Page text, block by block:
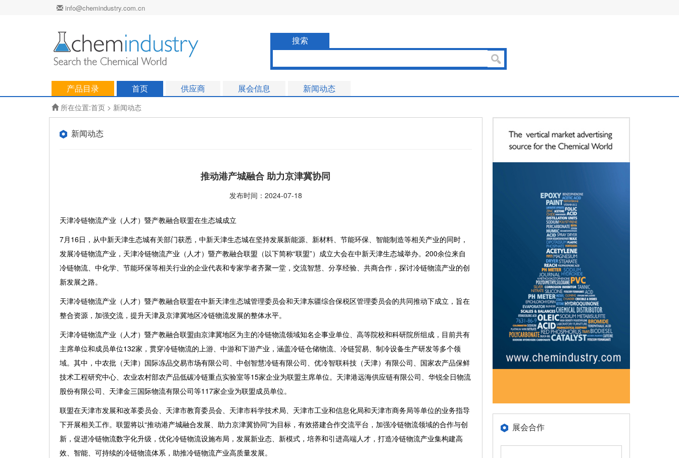
info@chemindustry.com.cn
搜索
产品目录 首页 供应商 展会信息 新闻动态
所在位置:首页 > 新闻动态
新闻动态
推动港产城融合 助力京津冀协同
发布时间：2024-07-18
天津冷链物流产业（人才）暨产教融合联盟在生态城成立
7月16日，从中新天津生态城有关部门获悉，中新天津生态城在坚持发展新能源、新材料、节能环保、智能制造等相关产业的同时，
发展冷链物流产业，天津冷链物流产业（人才）暨产教融合联盟（以下简称“联盟”）成立大会在中新天津生态城举办。200余位来自
冷链物流、中化学、节能环保等相关行业的企业代表和专家学者齐聚一堂，交流智慧、分享经验、共商合作，探讨冷链物流产业的创
新发展之路。
天津冷链物流产业（人才）暨产教融合联盟在中新天津生态城管理委员会和天津东疆综合保税区管理委员会的共同推动下成立，旨在
整合资源，加强交流，提升天津及京津冀地区冷链物流发展的整体水平。
天津冷链物流产业（人才）暨产教融合联盟由京津冀地区为主的冷链物流领域知名企事业单位、高等院校和科研院所组成，目前共有
主席单位和成员单位132家，贯穿冷链物流的上游、中游和下游产业，涵盖冷链仓储物流、冷链贸易、制冷设备生产研发等多个领
域。其中，中农批（天津）国际冻品交易市场有限公司、中创智慧冷链有限公司、优冷智联科技（天津）有限公司、国家农产品保鲜
技术工程研究中心、农业农村部农产品低碳冷链重点实验室等15家企业为联盟主席单位。天津港远海供应链有限公司、华锐全日物流
股份有限公司、天津金三国际物流有限公司等117家企业为联盟成员单位。
联盟在天津市发展和改革委员会、天津市教育委员会、天津市科学技术局、天津市工业和信息化局和天津市商务局等单位的业务指导
下开展相关工作。联盟将以“推动港产城融合发展、助力京津冀协同”为目标，有效搭建合作交流平台，加强冷链物流领域的合作与创
新，促进冷链物流数字化升级，优化冷链物流设施布局，发展新业态、新模式，培养和引进高端人才，打造冷链物流产业集构建高
效、智能、可持续的冷链物流体系，助推冷链物流产业高质量发展。
展会合作